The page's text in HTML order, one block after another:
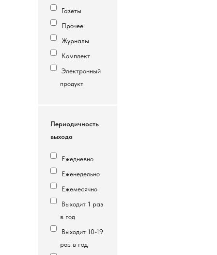
Газеты
Прочее
Журналы
Комплект
Электронный
продукт
Периодичность
выхода
Ежедневно
Еженедельно
Ежемесячно
Выходит 1 раз
в год
Выходит 10-19
раз в год